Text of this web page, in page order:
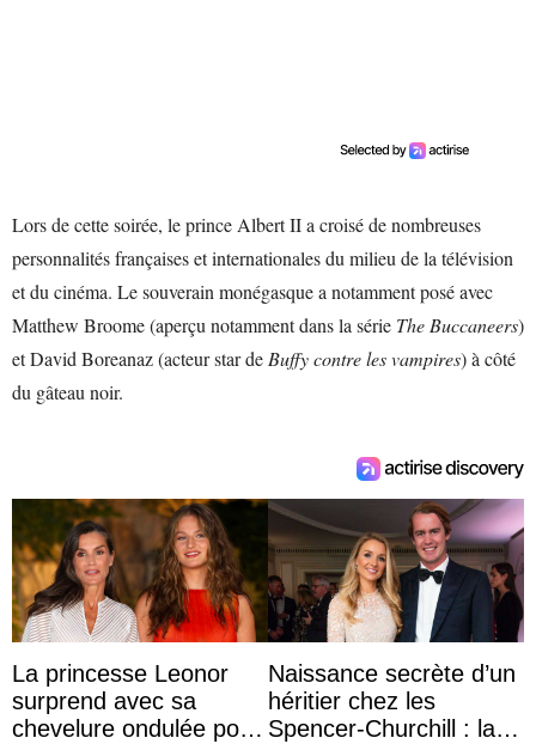
Lors de cette soirée, le prince Albert II a croisé de nombreuses
personnalités françaises et internationales du milieu de la télévision
et du cinéma. Le souverain monégasque a notamment posé avec
Matthew Broome (aperçu notamment dans la série The Buccaneers)
et David Boreanaz (acteur star de Buffy contre les vampires) à côté
du gâteau noir.
La princesse Leonor
surprend avec sa
chevelure ondulée pour
Naissance secrète d’un
héritier chez les
Spencer-Churchill : la